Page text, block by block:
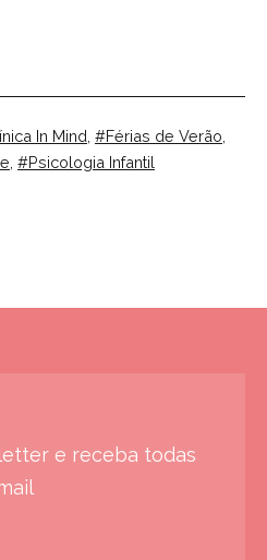
In Mind Férias de Verão
Psicologia Infantil
e receba todas